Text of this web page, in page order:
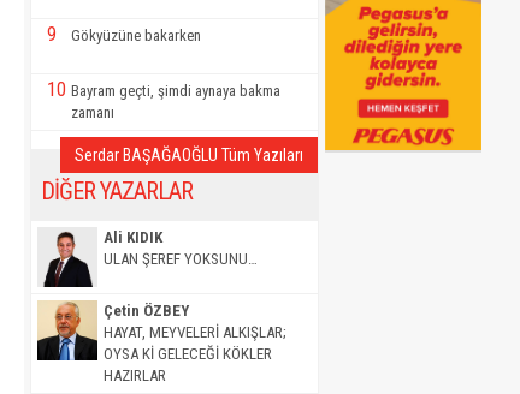
9 Gökyüzüne bakarken
10 Bayram geçti, şimdi aynaya bakma
zamanı
Serdar BAŞAĞAOĞLU Tüm Yazıları
DİĞER YAZARLAR
Ali KIDIK
ULAN ŞEREF YOKSUNU…
Çetin ÖZBEY
HAYAT, MEYVELERİ ALKIŞLAR;
OYSA Kİ GELECEĞİ KÖKLER
HAZIRLAR